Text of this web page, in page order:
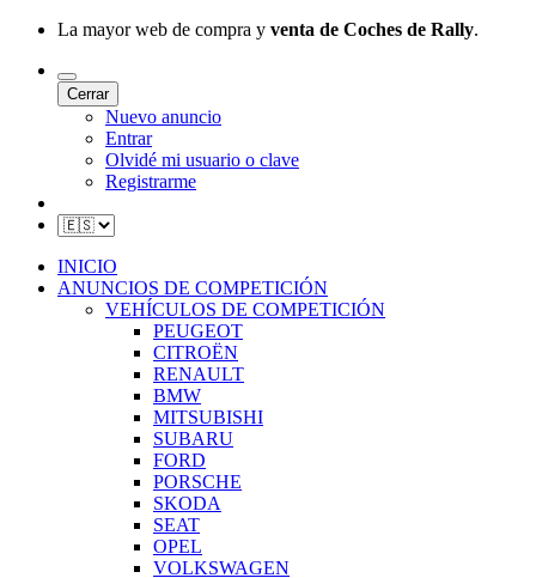
La mayor web de compra y venta de Coches de Rally.
Cerrar
Nuevo anuncio
Entrar
Olvidé mi usuario o clave
Registrarme
INICIO
ANUNCIOS DE COMPETICIÓN
VEHÍCULOS DE COMPETICIÓN
PEUGEOT
CITROËN
RENAULT
BMW
MITSUBISHI
SUBARU
FORD
PORSCHE
SKODA
SEAT
OPEL
VOLKSWAGEN